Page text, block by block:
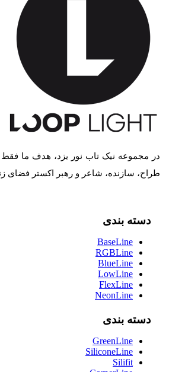
در مجموعه نیک تاب نور یزد، هدف ما
طراح، سازنده، شاعر و رهبر اکستر فضای
دسته بندی
BaseLine
RGBLine
BlueLine
LowLine
FlexLine
NeonLine
دسته بندی
GreenLine
SiliconeLine
Silifit